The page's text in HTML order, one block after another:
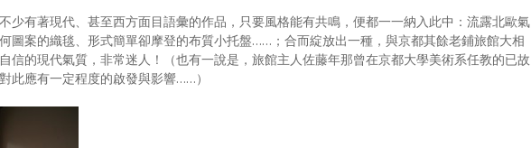
少有著現代、甚至西方面目語彙的作品，只要風格能有共鳴，便都一一納入此中：流露北歐氣
圖案的織毯、形式簡單卻摩登的布質小托盤……；合而綻放出一種，與京都其餘老鋪旅館大相
信的現代氣質，非常迷人！（也有一說是，旅館主人佐藤年那曾在京都大學美術系任教的已故
此應有一定程度的啟發與影響……）